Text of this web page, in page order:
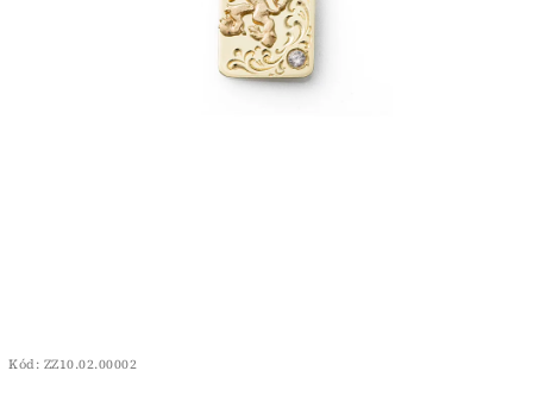
Kód: ZZ10.02.00002